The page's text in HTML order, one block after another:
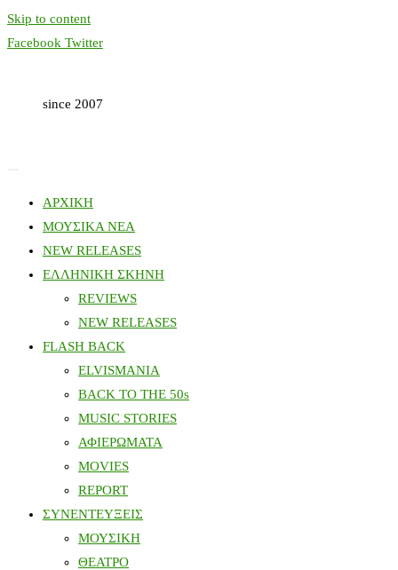
Skip to content
Facebook Twitter
since 2007
ΑΡΧΙΚΗ
ΜΟΥΣΙΚΑ ΝΕΑ
NEW RELEASES
ΕΛΛΗΝΙΚΗ ΣΚΗΝΗ
REVIEWS
NEW RELEASES
FLASH BACK
ELVISMANIA
BACK TO THE 50s
MUSIC STORIES
ΑΦΙΕΡΩΜΑΤΑ
MOVIES
REPORT
ΣΥΝΕΝΤΕΥΞΕΙΣ
ΜΟΥΣΙΚΗ
ΘΕΑΤΡΟ